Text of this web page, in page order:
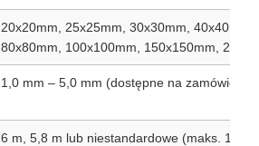
20x20mm, 25x25mm, 30x30mm,
80x80mm, 100x100mm, 150x150mm,
1,0 mm – 5,0 mm (dostępne na zamówienie)
6 m, 5,8 m lub niestandardowe (maks. 12 m)